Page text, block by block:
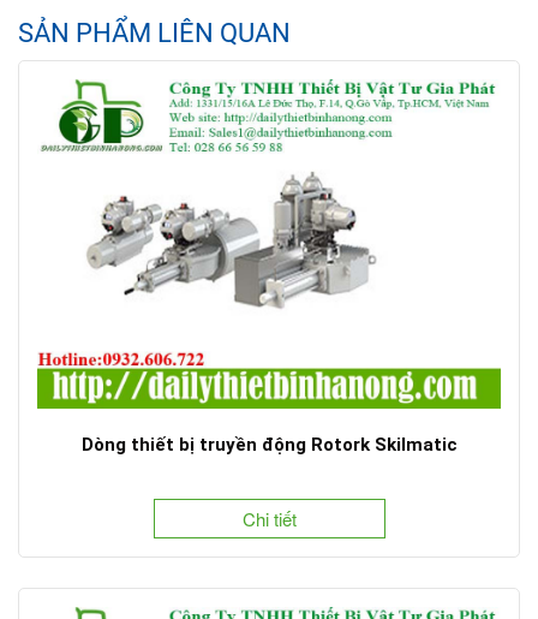
SẢN PHẨM LIÊN QUAN
Dòng thiết bị truyền động Rotork Skilmatic
Chi tiết